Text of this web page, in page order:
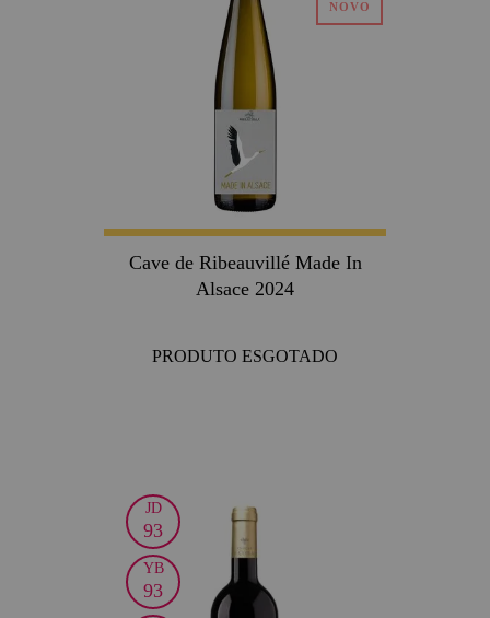
Cave de Ribeauvillé Made In
Alsace 2024
PRODUTO ESGOTADO
JD
93
YB
93